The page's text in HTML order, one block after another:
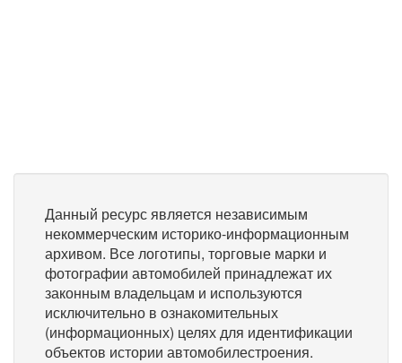
Данный ресурс является независимым
некоммерческим историко-информационным
архивом. Все логотипы, торговые марки и
фотографии автомобилей принадлежат их
законным владельцам и используются
исключительно в ознакомительных
(информационных) целях для идентификации
объектов истории автомобилестроения.